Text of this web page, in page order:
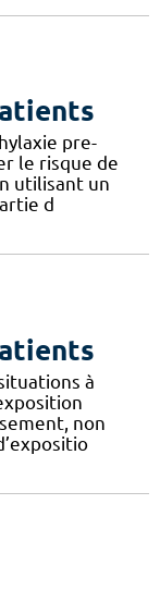
pre-
le risque de
utilisant un
d
à
non